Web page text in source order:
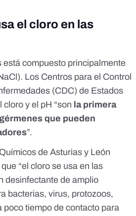
el cloro en las
está compuesto principalmente
Los Centros para el Control
(CDC) de Estados
y el pH “son la primera
que pueden
”.
de Asturias y León
que “el cloro se usa en las
desinfectante de amplio
bacterias, virus, protozoos,
poco tiempo de contacto para